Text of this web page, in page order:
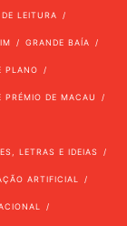
LEITURA
GRANDE BAÍA
PLANO
PRÉMIO DE MACAU
LETRAS E IDEIAS
ARTIFICIAL